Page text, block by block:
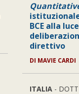
BCE alla
direttivo
DI MAVIE CARDI
ITALIA -